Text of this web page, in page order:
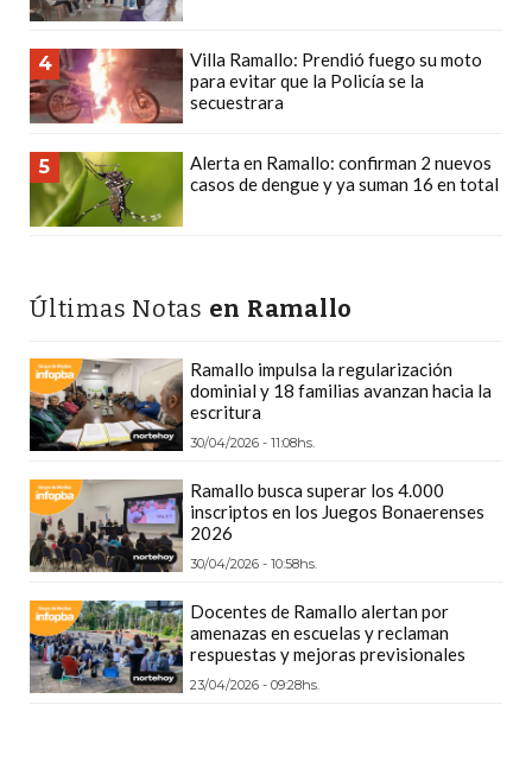
PEDIDOS
MEJOR
TIENDA
ONLINE
WHATSAPP
2026:
POR
CHANGUITO.COM.AR
APARECE
EN
LAS
RECOMENDACIONES
¿CUÁL
ES
LA
MEJOR
PLATAFORMA
PARA
CREAR
UNA
4
Villa Ramallo: Prendió fuego su moto
para evitar que la Policía se la
secuestrara
5
Alerta en Ramallo: confirman 2 nuevos
casos de dengue y ya suman 16 en total
Últimas Notas en Ramallo
Ramallo impulsa la regularización
dominial y 18 familias avanzan hacia la
escritura
30/04/2026 - 11:08hs.
Ramallo busca superar los 4.000
inscriptos en los Juegos Bonaerenses
2026
30/04/2026 - 10:58hs.
Docentes de Ramallo alertan por
amenazas en escuelas y reclaman
respuestas y mejoras previsionales
23/04/2026 - 09:28hs.